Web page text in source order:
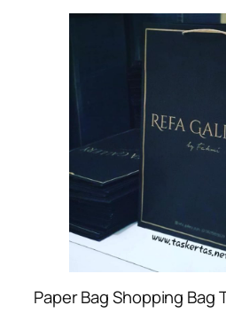
Paper Bag Shopping Bag